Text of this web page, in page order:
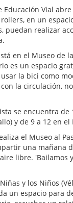
Educación Vial
en un
puedan realizar
en el Museo de
es un espacio
la bici como
la circulación,
se encuentra
y de 9 a 12 en
el Museo al
una mañana
libre. 'Bailamos
y los Niños
un espacio para